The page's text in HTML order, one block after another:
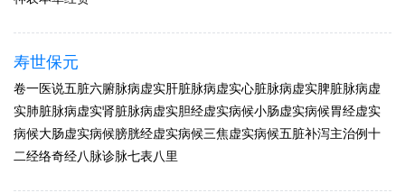
寿世保元
卷一医说五脏六腑脉病虚实肝脏脉病虚实心脏脉病虚实脾脏脉病虚
实肺脏脉病虚实肾脏脉病虚实胆经虚实病候小肠虚实病候胃经虚实
病候大肠虚实病候膀胱经虚实病候三焦虚实病候五脏补泻主治例十
二经络奇经八脉诊脉七表八里